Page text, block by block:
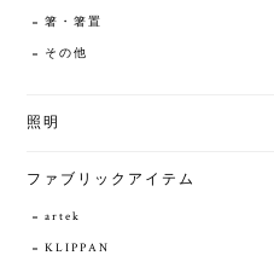
箸・箸置
その他
照明
ファブリックアイテム
artek
KLIPPAN